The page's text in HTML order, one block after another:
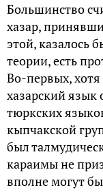
Большинство
хазар,
этой, казалось
теории, есть
Во-первых,
хазарский язык
тюркских
кыпчакской
был
караимы не
вполне могут